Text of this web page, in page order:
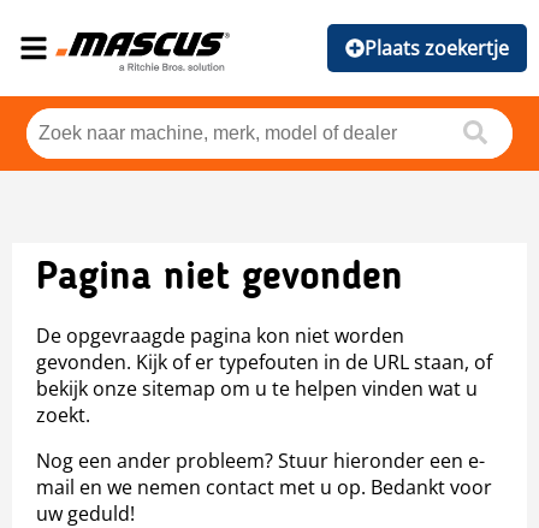
Plaats zoekertje
Pagina niet gevonden
De opgevraagde pagina kon niet worden
gevonden. Kijk of er typefouten in de URL staan, of
bekijk onze sitemap om u te helpen vinden wat u
zoekt.
Nog een ander probleem? Stuur hieronder een e-
mail en we nemen contact met u op. Bedankt voor
uw geduld!